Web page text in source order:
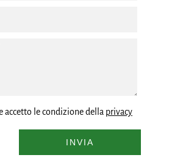
accetto le condizione della privacy
INVIA